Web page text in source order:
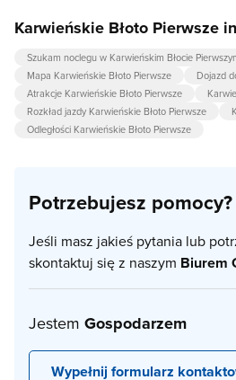
Karwieńskie Błoto Pierwsze
Szukam noclegu w Karwieńskim Błocie
Mapa Karwieńskie Błoto Pierwsze
Dojazd
Atrakcje Karwieńskie Błoto Pierwsze
Rozkład jazdy Karwieńskie Błoto Pierwsze
Odległości Karwieńskie Błoto Pierwsze
Potrzebujesz pomocy?
Jeśli masz jakieś pytania lub
skontaktuj się z naszym Biurem
Jestem Gospodarzem
Wypełnij formularz